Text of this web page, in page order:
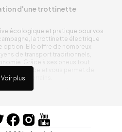
Voir plus
d'une trottinette
écologique et pratique pour vos
la trottinette électrique
option. Elle offre de nombreux
de transport traditionnels,
Grâce à ses pneus tout
adhérence et vous permet de
de terrains.
terrain ergonomique
pas à vous soucier de l’état de sa
de pneus résistants qui peuvent